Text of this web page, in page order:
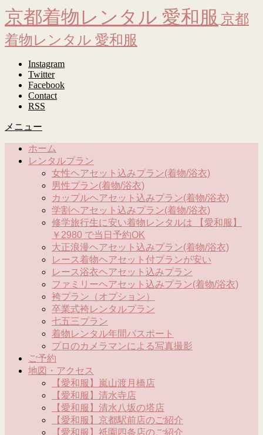
京都着物レンタル 愛和服 京都
着物レンタル 愛和服
Instagram
Twitter
Facebook
Contact
RSS
メニュー
ホーム
レンタルプラン
女性ヘアセット込みプラン(着物/浴衣)
男性プラン(着物/浴衣)
カップルヘアセット込みプラン(着物/浴衣)
学割ヘアセット込みプラン(着物/浴衣)
修学旅行生に安い着物レンタルは 【愛和服】
￥2980 で当日予約OK
大正浪漫ヘアセット込みプラン(着物/浴衣)
レース着物ヘアセット付プランが安い
レース浴衣ヘアセット込みプラン
ファミリーヘアセット込みプラン(着物/浴衣)
袴プラン（オプション）
卒業式袴レンタルプラン
七五三プラン
着物レンタル年間パスポート
プロのカメラマンによる写真撮影
ご予約
地図・アクセス
【愛和服】嵐山渡月橋店
【愛和服】清水寺店
【愛和服】清水八坂の塔店
【愛和服】京都駅前店のご紹介
【愛和服】祇園四条店のご紹介